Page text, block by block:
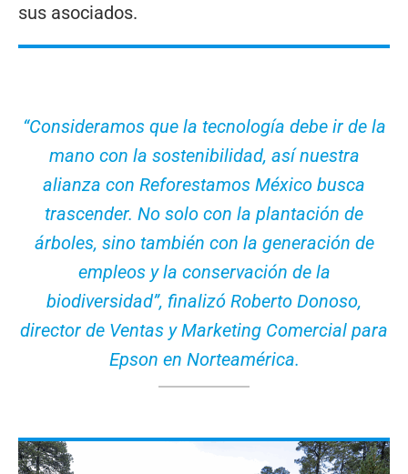
sus asociados.
“Consideramos que la tecnología debe ir de la
mano con la sostenibilidad, así nuestra
alianza con Reforestamos México busca
trascender. No solo con la plantación de
árboles, sino también con la generación de
empleos y la conservación de la
biodiversidad”, finalizó Roberto Donoso,
director de Ventas y Marketing Comercial para
Epson en Norteamérica.